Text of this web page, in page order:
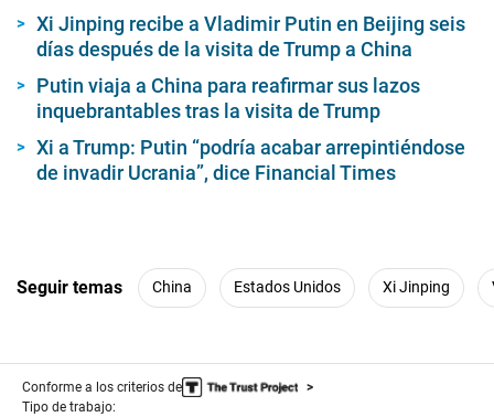
Xi Jinping recibe a Vladimir Putin en Beijing seis
días después de la visita de Trump a China
Putin viaja a China para reafirmar sus lazos
inquebrantables tras la visita de Trump
Xi a Trump: Putin “podría acabar arrepintiéndose
de invadir Ucrania”, dice Financial Times
Seguir temas China Estados Unidos Xi Jinping
Conforme a los criterios de
Tipo de trabajo: